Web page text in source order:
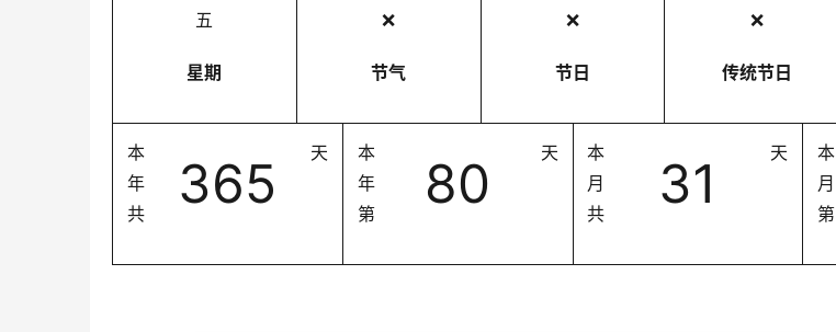
五
星期
❌
节气
❌
节日
❌
传统节日
本
年
共
365 天
本
年
第
80 天
本
月
共
31 天
本
月
第